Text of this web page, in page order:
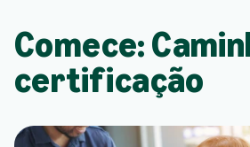
Comece:
certificação